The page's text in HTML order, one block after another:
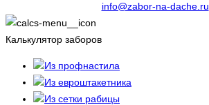
info@zabor-na-dache.ru
Калькулятор заборов
Из профнастила
Из евроштакетника
Из сетки рабицы